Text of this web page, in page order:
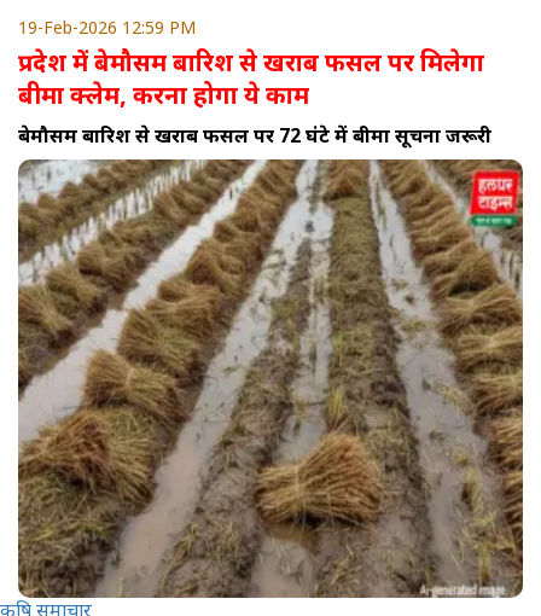
19-Feb-2026 12:59 PM
प्रदेश में बेमौसम बारिश से खराब फसल पर मिलेगा
बीमा क्लेम, करना होगा ये काम
बेमौसम बारिश से खराब फसल पर 72 घंटे में बीमा सूचना जरूरी
कृषि समाचार